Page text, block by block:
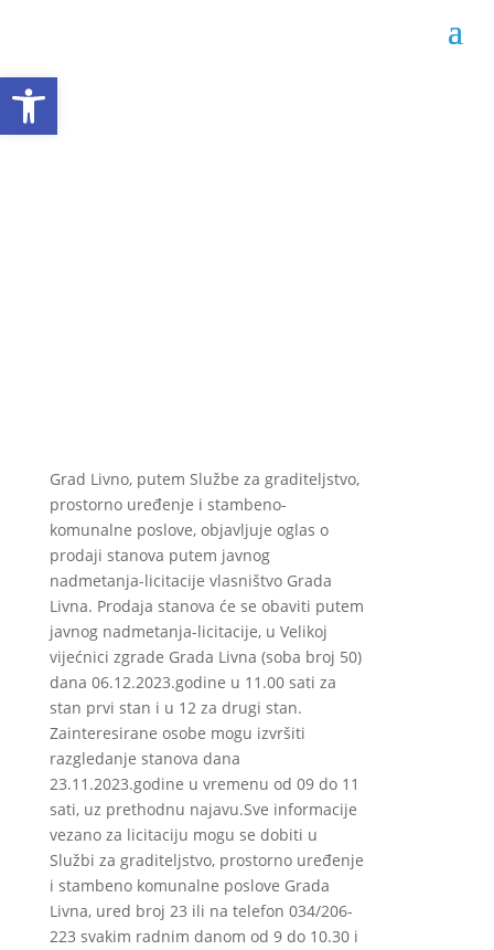
Grad Livno, putem Službe za graditeljstvo,
prostorno uređenje i stambeno-
komunalne poslove, objavljuje oglas o
prodaji stanova putem javnog
nadmetanja-licitacije vlasništvo Grada
Livna. Prodaja stanova će se obaviti putem
javnog nadmetanja-licitacije, u Velikoj
vijećnici zgrade Grada Livna (soba broj 50)
dana 06.12.2023.godine u 11.00 sati za
stan prvi stan i u 12 za drugi stan.
Zainteresirane osobe mogu izvršiti
razgledanje stanova dana
23.11.2023.godine u vremenu od 09 do 11
sati, uz prethodnu najavu.Sve informacije
vezano za licitaciju mogu se dobiti u
Službi za graditeljstvo, prostorno uređenje
i stambeno komunalne poslove Grada
Livna, ured broj 23 ili na telefon 034/206-
223 svakim radnim danom od 9 do 10.30 i
Open toolbar